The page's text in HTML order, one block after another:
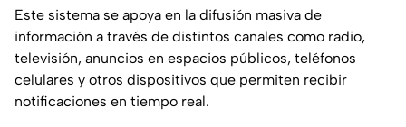
Este sistema se apoya en la difusión masiva de
información a través de distintos canales como radio,
televisión, anuncios en espacios públicos, teléfonos
celulares y otros dispositivos que permiten recibir
notificaciones en tiempo real.